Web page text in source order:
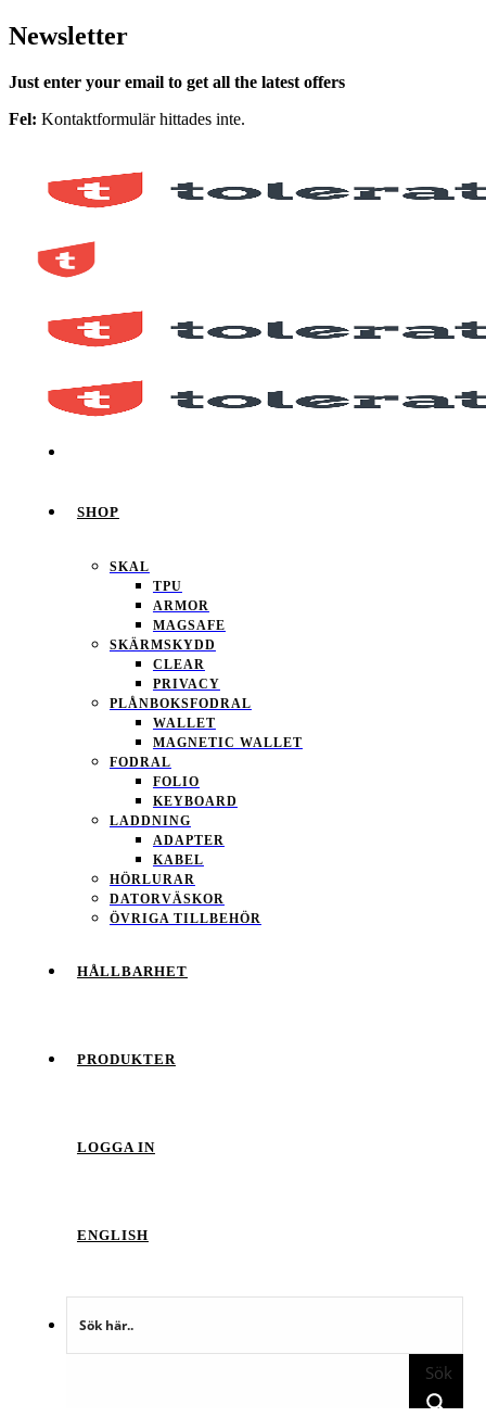
Newsletter
Just enter your email to get all the latest offers
Fel: Kontaktformulär hittades inte.
SHOP
SKAL
TPU
ARMOR
MAGSAFE
SKÄRMSKYDD
CLEAR
PRIVACY
PLÅNBOKSFODRAL
WALLET
MAGNETIC WALLET
FODRAL
FOLIO
KEYBOARD
LADDNING
ADAPTER
KABEL
HÖRLURAR
DATORVÄSKOR
ÖVRIGA TILLBEHÖR
HÅLLBARHET
PRODUKTER
LOGGA IN
ENGLISH
Sök